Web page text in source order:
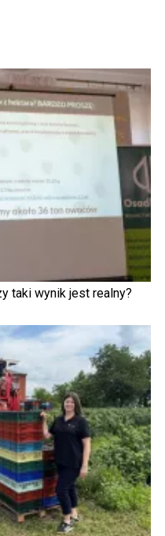
taki wynik jest realny?